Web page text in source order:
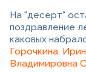
На "десерт"
поздравление
каковых
Горочкина,
Владимировна